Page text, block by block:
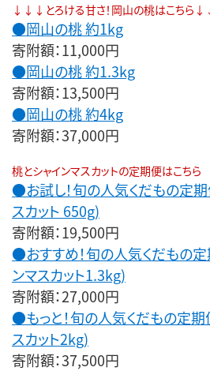
↓↓↓とろける甘さ！岡山の桃はこちら
●岡山の桃 約1kg
寄附額：11,000円
●岡山の桃 約1.3kg
寄附額：13,500円
●岡山の桃 約4kg
寄附額：37,000円
桃とシャインマスカットの定期便はこちら
●お試し！旬の人気くだもの定
スカット 650g)
寄附額：19,500円
●おすすめ！旬の人気くだもの
ンマスカット1.3kg)
寄附額：27,000円
●もっと！旬の人気くだもの定期
スカット2kg)
寄附額：37,500円